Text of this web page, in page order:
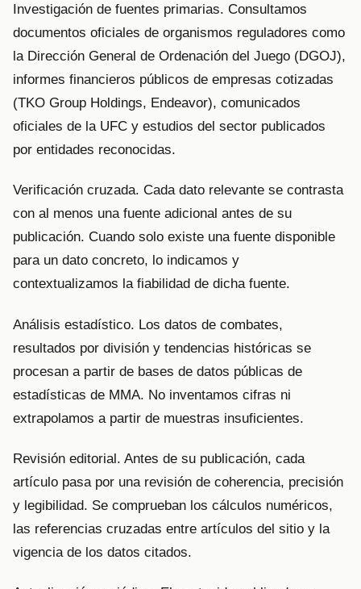
Investigación de fuentes primarias. Consultamos
documentos oficiales de organismos reguladores como
la Dirección General de Ordenación del Juego (DGOJ),
informes financieros públicos de empresas cotizadas
(TKO Group Holdings, Endeavor), comunicados
oficiales de la UFC y estudios del sector publicados
por entidades reconocidas.
Verificación cruzada. Cada dato relevante se contrasta
con al menos una fuente adicional antes de su
publicación. Cuando solo existe una fuente disponible
para un dato concreto, lo indicamos y
contextualizamos la fiabilidad de dicha fuente.
Análisis estadístico. Los datos de combates,
resultados por división y tendencias históricas se
procesan a partir de bases de datos públicas de
estadísticas de MMA. No inventamos cifras ni
extrapolamos a partir de muestras insuficientes.
Revisión editorial. Antes de su publicación, cada
artículo pasa por una revisión de coherencia, precisión
y legibilidad. Se comprueban los cálculos numéricos,
las referencias cruzadas entre artículos del sitio y la
vigencia de los datos citados.